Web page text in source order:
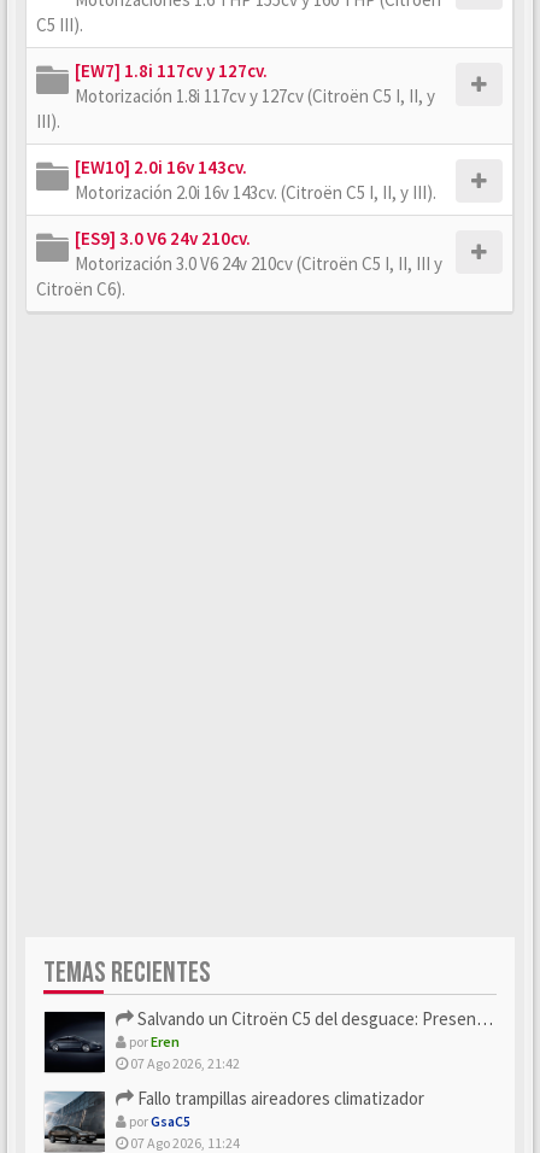
C5 III).
[EW7] 1.8i 117cv y 127cv.
Motorización 1.8i 117cv y 127cv (Citroën C5 I, II, y
III).
[EW10] 2.0i 16v 143cv.
Motorización 2.0i 16v 143cv. (Citroën C5 I, II, y III).
[ES9] 3.0 V6 24v 210cv.
Motorización 3.0 V6 24v 210cv (Citroën C5 I, II, III y
Citroën C6).
TEMAS RECIENTES
Salvando un Citroën C5 del desguace: Presentación y seguimiento
porEren
07 Ago 2026, 21:42
Fallo trampillas aireadores climatizador
porGsaC5
07 Ago 2026, 11:24